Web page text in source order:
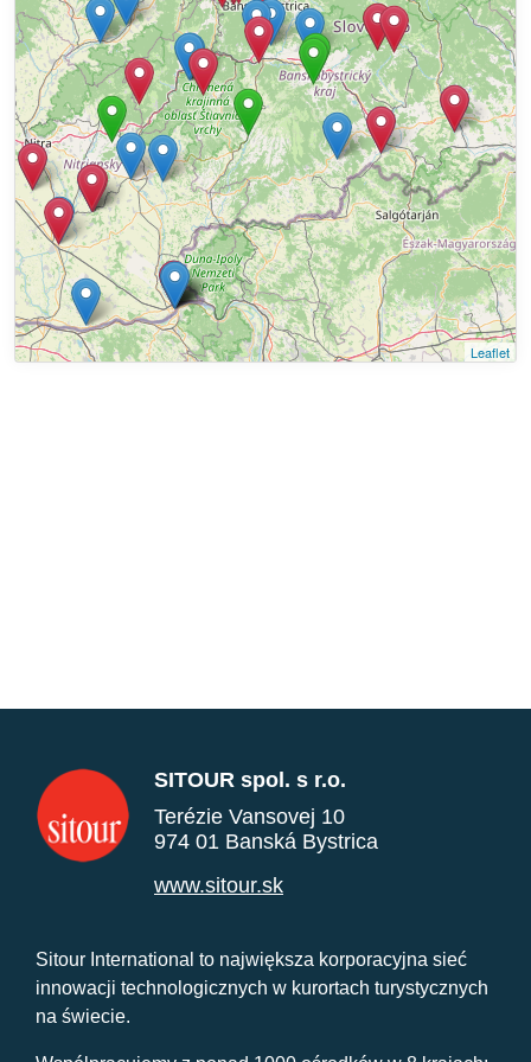
Leaflet
SITOUR spol. s r.o.
Terézie Vansovej 10
974 01 Banská Bystrica
www.sitour.sk
Sitour International to największa korporacyjna sieć
innowacji technologicznych w kurortach turystycznych
na świecie.